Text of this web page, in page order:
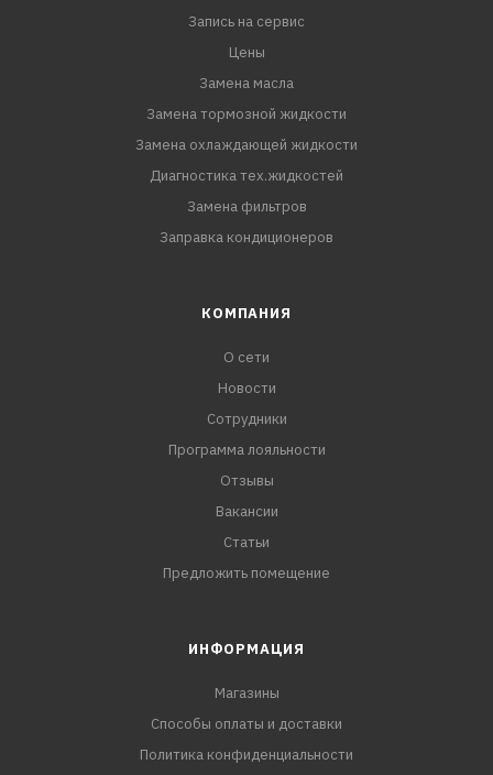
Запись на сервис
Цены
Замена масла
Замена тормозной жидкости
Замена охлаждающей жидкости
Диагностика тех.жидкостей
Замена фильтров
Заправка кондиционеров
КОМПАНИЯ
О сети
Новости
Сотрудники
Программа лояльности
Отзывы
Вакансии
Статьи
Предложить помещение
ИНФОРМАЦИЯ
Магазины
Способы оплаты и доставки
Политика конфиденциальности